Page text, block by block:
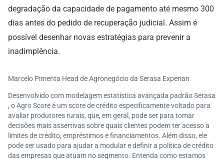
degradação da capacidade de pagamento até mesmo 300
dias antes do pedido de recuperação judicial. Assim é
possível desenhar novas estratégias para prevenir a
inadimplência.
Marcelo Pimenta Head de Agronegócio da Serasa Experian
Desenvolvido com modelagem estatística avançada padrão Serasa
, o Agro Score é um score de crédito especificamente voltado para
avaliar produtores rurais, que, em geral, pode ser para tomar
decisões mais assertivas sobre quais clientes podem ter acesso a
limites de crédito, empréstimos e financiamentos. Além disso, ele
pode ser usado para ajudar a modular e definir a política de crédito
das empresas que atuam no segmento. Entenda como estamos